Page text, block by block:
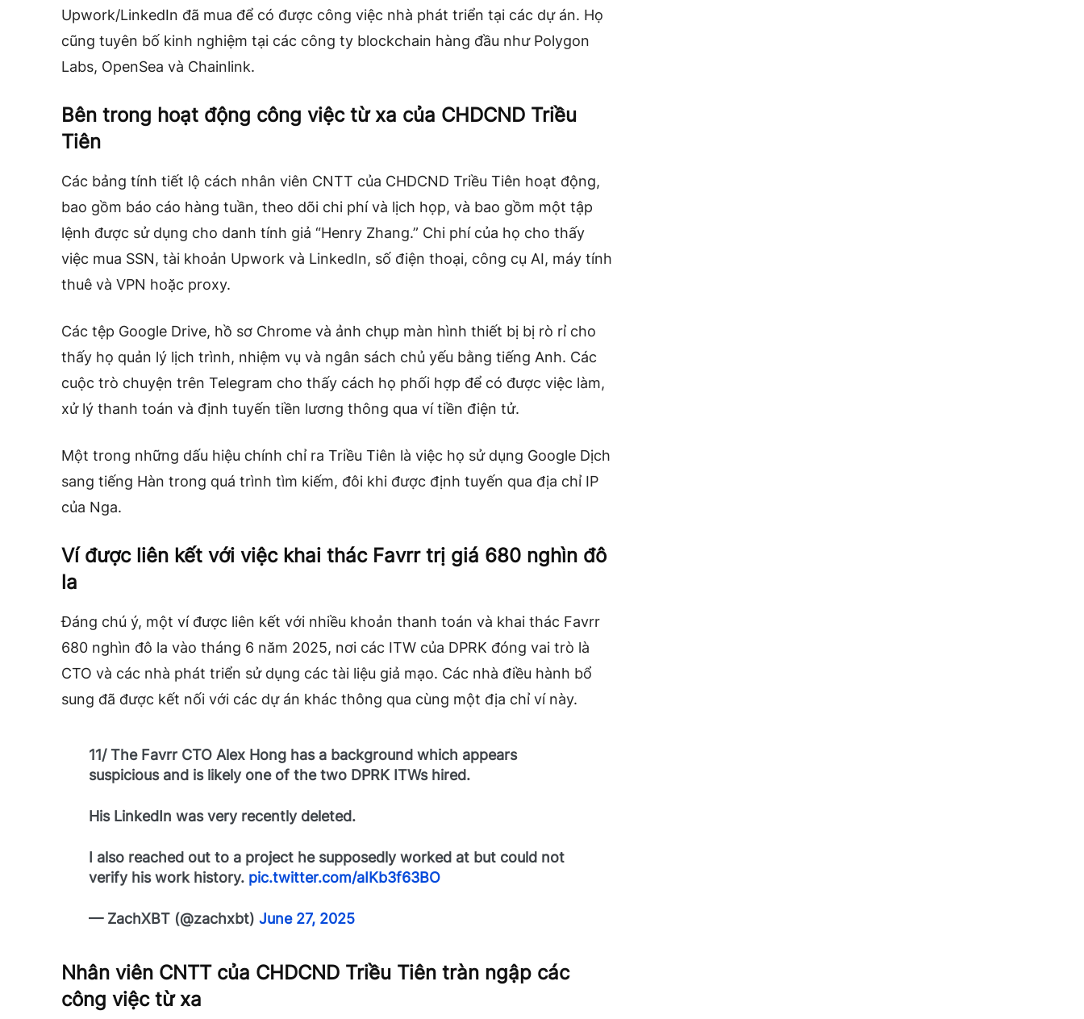
Upwork/LinkedIn đã mua để có được công việc nhà phát triển tại các dự án. Họ
cũng tuyên bố kinh nghiệm tại các công ty blockchain hàng đầu như Polygon
Labs, OpenSea và Chainlink.
Bên trong hoạt động công việc từ xa của CHDCND Triều
Tiên
Các bảng tính tiết lộ cách nhân viên CNTT của CHDCND Triều Tiên hoạt động,
bao gồm báo cáo hàng tuần, theo dõi chi phí và lịch họp, và bao gồm một tập
lệnh được sử dụng cho danh tính giả “Henry Zhang.” Chi phí của họ cho thấy
việc mua SSN, tài khoản Upwork và LinkedIn, số điện thoại, công cụ AI, máy tính
thuê và VPN hoặc proxy.
Các tệp Google Drive, hồ sơ Chrome và ảnh chụp màn hình thiết bị bị rò rỉ cho
thấy họ quản lý lịch trình, nhiệm vụ và ngân sách chủ yếu bằng tiếng Anh. Các
cuộc trò chuyện trên Telegram cho thấy cách họ phối hợp để có được việc làm,
xử lý thanh toán và định tuyến tiền lương thông qua ví tiền điện tử.
Một trong những dấu hiệu chính chỉ ra Triều Tiên là việc họ sử dụng Google Dịch
sang tiếng Hàn trong quá trình tìm kiếm, đôi khi được định tuyến qua địa chỉ IP
của Nga.
Ví được liên kết với việc khai thác Favrr trị giá 680 nghìn đô
la
Đáng chú ý, một ví được liên kết với nhiều khoản thanh toán và khai thác Favrr
680 nghìn đô la vào tháng 6 năm 2025, nơi các ITW của DPRK đóng vai trò là
CTO và các nhà phát triển sử dụng các tài liệu giả mạo. Các nhà điều hành bổ
sung đã được kết nối với các dự án khác thông qua cùng một địa chỉ ví này.
11/ The Favrr CTO Alex Hong has a background which appears
suspicious and is likely one of the two DPRK ITWs hired.
His LinkedIn was very recently deleted.
I also reached out to a project he supposedly worked at but could not
verify his work history. pic.twitter.com/aIKb3f63BO
— ZachXBT (@zachxbt)June 27, 2025
Nhân viên CNTT của CHDCND Triều Tiên tràn ngập các
công việc từ xa